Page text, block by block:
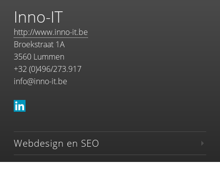
Inno-IT
http://www.inno-it.be
Broekstraat 1A
3560 Lummen
+32 (0)496/273.917
info@inno-it.be
Webdesign en SEO
Mobiele websites